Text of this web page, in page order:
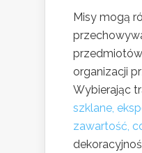
Misy mogą
organizacji
Wybierając
szklane,
zawartość,